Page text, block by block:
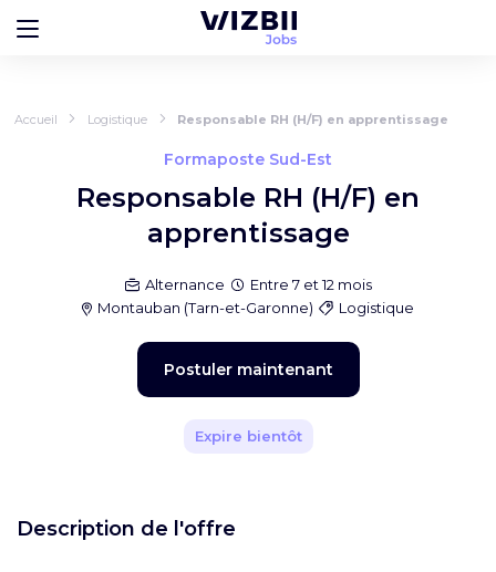
Accueil Logistique Responsable RH (H/F) en apprentissage
Formaposte Sud-Est
Responsable RH (H/F) en
apprentissage
Alternance
Entre 7 et 12 mois
Montauban (Tarn-et-Garonne) Logistique
Postuler maintenant
Expire bientôt
Description de l'offre